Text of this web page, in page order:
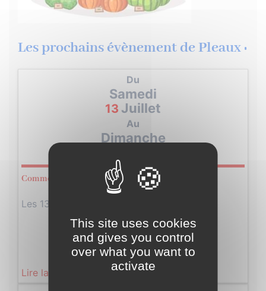
Les prochains évènement de Pleaux :
Du
Samedi
13 Juillet
Au
Dimanche
Commémoration Opération Cadillac
Les 13 et 14 juillet : 80ème…
Lire la suite
This site uses cookies
and gives you control
over what you want to
activate